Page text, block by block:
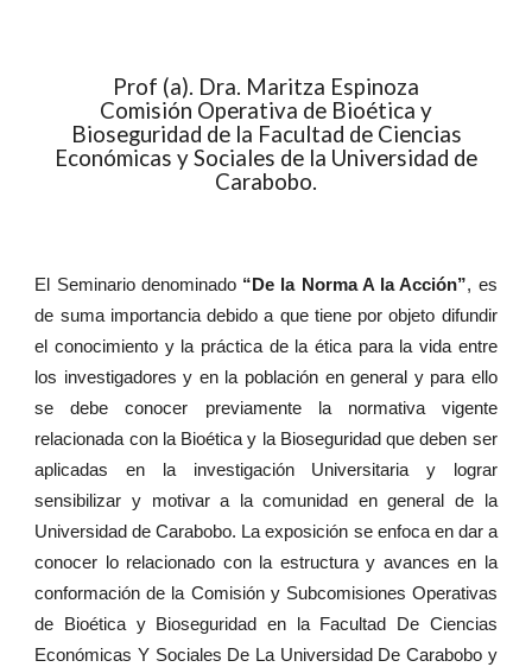
Prof (a). Dra. Maritza Espinoza
Comisión Operativa de Bioética y
Bioseguridad de la Facultad de Ciencias
Económicas y Sociales de la Universidad de
Carabobo.
El Seminario denominado “De la Norma A la Acción”, es
de suma importancia debido a que tiene por objeto difundir
el conocimiento y la práctica de la ética para la vida entre
los investigadores y en la población en general y para ello
se debe conocer previamente la normativa vigente
relacionada con la Bioética y la Bioseguridad que deben ser
aplicadas en la investigación Universitaria y lograr
sensibilizar y motivar a la comunidad en general de la
Universidad de Carabobo. La exposición se enfoca en dar a
conocer lo relacionado con la estructura y avances en la
conformación de la Comisión y Subcomisiones Operativas
de Bioética y Bioseguridad en la Facultad De Ciencias
Económicas Y Sociales De La Universidad De Carabobo y